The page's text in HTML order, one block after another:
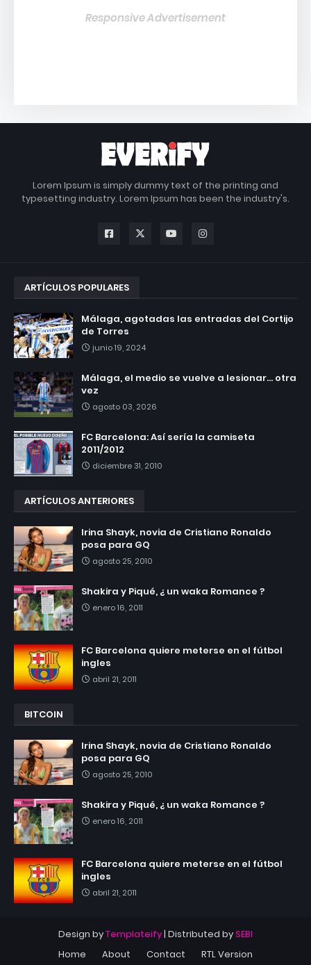
Responsive Advertisement
Lorem Ipsum is simply dummy text of the printing and
typesetting industry. Lorem Ipsum has been the industry's.
ARTÍCULOS POPULARES
Málaga, agotadas las entradas del Cortijo
de Torres
junio 19, 2024
Málaga, el medio se vuelve a lesionar... otra
vez
agosto 03, 2026
FC Barcelona: Así sería la camiseta
2011/2012
diciembre 31, 2010
ARTÍCULOS ANTERIORES
Irina Shayk, novia de Cristiano Ronaldo
posa para GQ
agosto 25, 2010
Shakira y Piqué, ¿ un waka Romance ?
enero 16, 2011
FC Barcelona quiere meterse en el fútbol
ingles
abril 21, 2011
BITCOIN
Irina Shayk, novia de Cristiano Ronaldo
posa para GQ
agosto 25, 2010
Shakira y Piqué, ¿ un waka Romance ?
enero 16, 2011
FC Barcelona quiere meterse en el fútbol
ingles
abril 21, 2011
Design byTemplateify| Distributed bySEBI
Home
About Contact RTL Version